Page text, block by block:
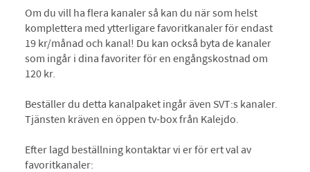
Om du vill ha flera kanaler så kan du när som helst
komplettera med ytterligare favoritkanaler för endast
19 kr/månad och kanal! Du kan också byta de kanaler
som ingår i dina favoriter för en engångskostnad om
120 kr.
Beställer du detta kanalpaket ingår även SVT:s kanaler.
Tjänsten kräven en öppen tv-box från Kalejdo.
Efter lagd beställning kontaktar vi er för ert val av
favoritkanaler: